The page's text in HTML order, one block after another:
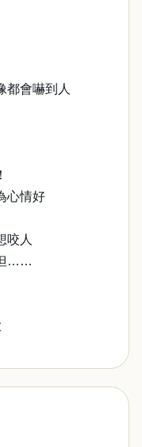
都會嚇到人
心情好
咬人
但……